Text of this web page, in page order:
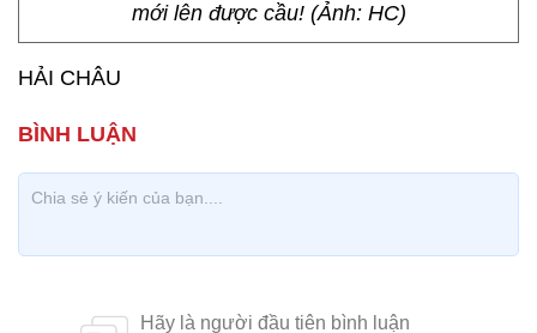
mới lên được cầu! (Ảnh: HC)
HẢI CHÂU